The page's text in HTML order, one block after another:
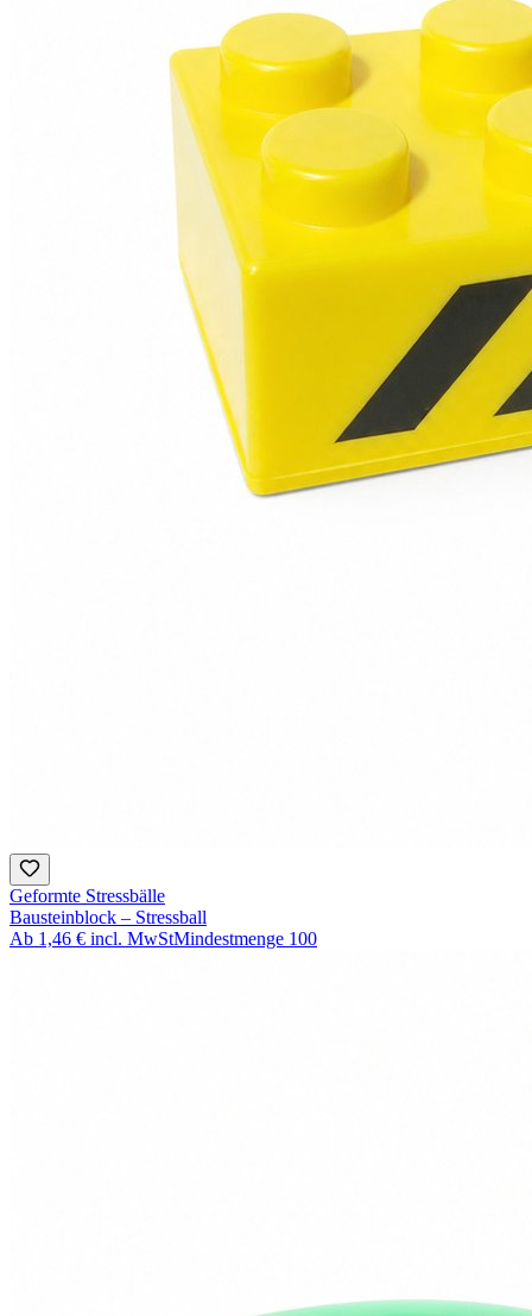
Geformte Stressbälle
Bausteinblock – Stressball
Ab 1,46 € incl. MwStMindestmenge 100